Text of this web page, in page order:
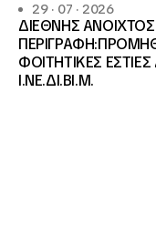
29 · 07 · 2026
ΔΙΕΘΝΗΣ
ΦΟΙΤΗΤΙΚΕΣ
Ι.ΝΕ.ΔΙ.ΒΙ.Μ.